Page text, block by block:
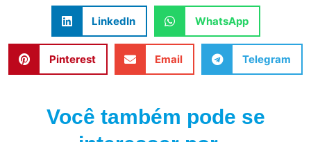
LinkedIn WhatsApp
Pinterest Email Telegram
Você também pode se